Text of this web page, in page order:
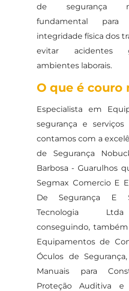
de segurança
fundamental
integridade física dos
evitar acidentes
ambientes laborais.
O que é couro
Especialista em
segurança e
contamos com a
de Segurança
Barbosa - Guarulhos
Segmax Comercio E
De Segurança E
Tecnologia
conseguindo,
Equipamentos de
Óculos de
Manuais para
Proteção Auditiva e